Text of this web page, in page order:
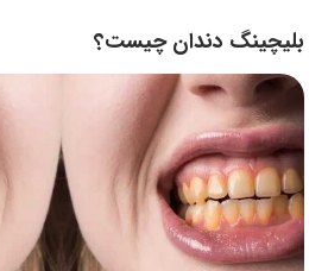
بلیچینگ دندان چیست؟